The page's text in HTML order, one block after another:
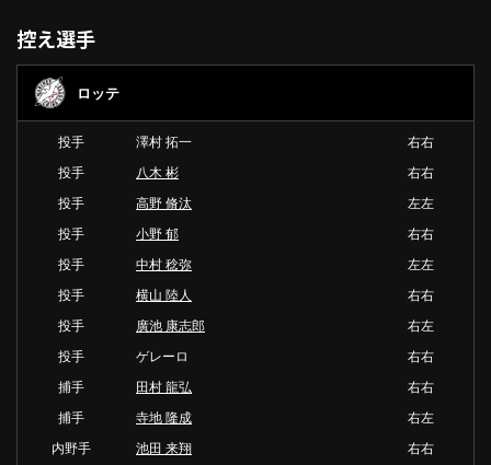
控え選手
ロッテ
投手 澤村 拓一
右右
投手
八木 彬
右右
投手
高野 脩汰
左左
投手
小野 郁
右右
投手
中村 稔弥
左左
投手
横山 陸人
右右
投手
廣池 康志郎
右左
投手
ゲレーロ
右右
捕手
田村 龍弘
右右
捕手
寺地 隆成
右左
内野手
池田 来翔
右右